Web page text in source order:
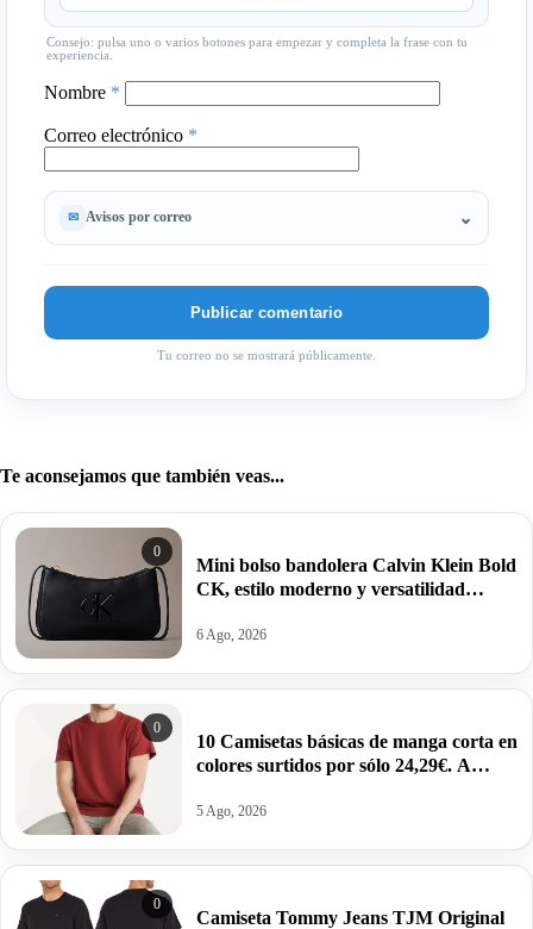
Consejo: pulsa uno o varios botones para empezar y completa la frase con tu
experiencia.
Nombre *
Correo electrónico *
Avisos por correo
Tu correo no se mostrará públicamente.
Te aconsejamos que también veas...
0
Mini bolso bandolera Calvin Klein Bold
CK, estilo moderno y versatilidad
6 Ago, 2026
0
10 Camisetas básicas de manga corta en
colores surtidos por sólo 24,29€. A
5 Ago, 2026
0
Camiseta Tommy Jeans TJM Original